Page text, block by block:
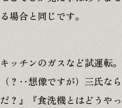
る場合と同じです。
キッチンのガスなど試運転
（？‥想像ですが）三氏な
だ？』『食洗機とはどうや